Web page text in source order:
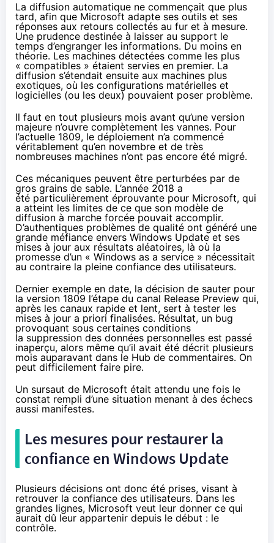
La diffusion automatique ne commençait que plus
tard, afin que Microsoft adapte ses outils et ses
réponses aux retours collectés au fur et à mesure.
Une prudence destinée à laisser au support le
temps d’engranger les informations. Du moins en
théorie. Les machines détectées comme les plus
« compatibles » étaient servies en premier. La
diffusion s’étendait ensuite aux machines plus
exotiques, où les configurations matérielles et
logicielles (ou les deux) pouvaient poser problème.
Il faut en tout plusieurs mois avant qu’une version
majeure n’ouvre complètement les vannes. Pour
l’actuelle 1809, le déploiement n’a commencé
véritablement qu’en novembre et de très
nombreuses machines n’ont pas encore été migré.
Ces mécaniques peuvent être perturbées par de
gros grains de sable. L’année 2018 a
été particulièrement éprouvante pour Microsoft, qui
a atteint les limites de ce que son modèle de
diffusion à marche forcée pouvait accomplir.
D’authentiques problèmes de qualité ont généré une
grande méfiance envers Windows Update et ses
mises à jour aux résultats aléatoires, là où la
promesse d’un « Windows as a service » nécessitait
au contraire la pleine confiance des utilisateurs.
Dernier exemple en date, la décision de sauter pour
la version 1809 l’étape du canal Release Preview qui,
après les canaux rapide et lent, sert à tester les
mises à jour a priori finalisées. Résultat, un bug
provoquant sous certaines conditions
la suppression des données personnelles est passé
inaperçu, alors même qu’il avait été décrit plusieurs
mois auparavant dans le Hub de commentaires. On
peut difficilement faire pire.
Un sursaut de Microsoft était attendu une fois le
constat rempli d’une situation menant à des échecs
aussi manifestes.
Les mesures pour restaurer la
confiance en Windows Update
Plusieurs décisions ont donc été prises, visant à
retrouver la confiance des utilisateurs. Dans les
grandes lignes, Microsoft veut leur donner ce qui
aurait dû leur appartenir depuis le début : le
contrôle.